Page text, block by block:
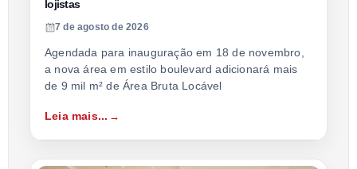
lojistas
7 de agosto de 2026
Agendada para inauguração em 18 de novembro,
a nova área em estilo boulevard adicionará mais
de 9 mil m² de Área Bruta Locável
Leia mais...